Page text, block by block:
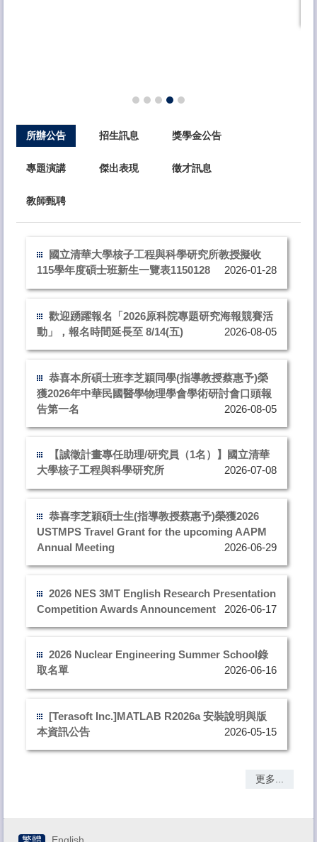
所辦公告 招生訊息 獎學金公告
專題演講 傑出表現 徵才訊息
教師甄聘
國立清華大學核子工程與科學研究所教授擬收
115學年度碩士班新生一覽表1150128
2026-01-28
歡迎踴躍報名「2026原科院專題研究海報競賽活
動」，報名時間延長至 8/14(五)
2026-08-05
恭喜本所碩士班李芝穎同學(指導教授蔡惠予)榮
獲2026年中華民國醫學物理學會學術研討會口頭報
告第一名
2026-08-05
【誠徵計畫專任助理/研究員（1名）】國立清華
大學核子工程與科學研究所
2026-07-08
恭喜李芝穎碩士生(指導教授蔡惠予)榮獲2026
USTMPS Travel Grant for the upcoming AAPM
Annual Meeting
2026-06-29
2026 NES 3MT English Research Presentation
Competition Awards Announcement
2026-06-17
2026 Nuclear Engineering Summer School錄
取名單
2026-06-16
[Terasoft Inc.]MATLAB R2026a 安裝說明與版
本資訊公告
2026-05-15
更多...